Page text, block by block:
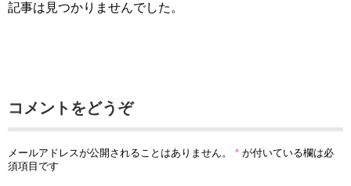
記事は見つかりませんでした。
コメントをどうぞ
メールアドレスが公開されることはありません。 * が付いている欄は必
須項目です